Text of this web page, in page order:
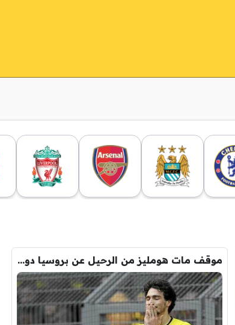
موقف مات هومليز من الرحيل عن بروسيا دورتموند !